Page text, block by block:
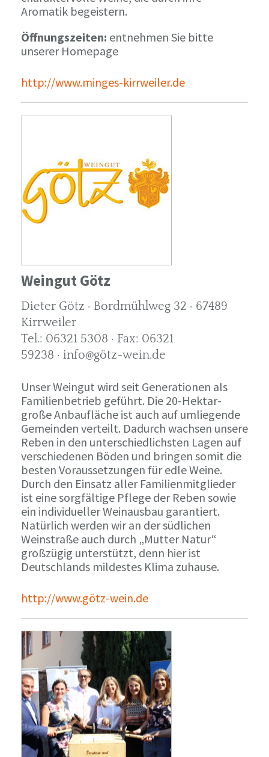
Aromatik begeistern.
Öffnungszeiten: entnehmen Sie bitte
unserer Homepage
http://www.minges-kirrweiler.de
Weingut Götz
Dieter Götz · Bordmühlweg 32 · 67489
Kirrweiler
Tel.: 06321 5308 · Fax: 06321
59238 · info@götz-wein.de
Unser Weingut wird seit Generationen als
Familienbetrieb geführt. Die 20-Hektar-
große Anbaufläche ist auch auf umliegende
Gemeinden verteilt. Dadurch wachsen unsere
Reben in den unterschiedlichsten Lagen auf
verschiedenen Böden und bringen somit die
besten Voraussetzungen für edle Weine.
Durch den Einsatz aller Familienmitglieder
ist eine sorgfältige Pflege der Reben sowie
ein individueller Weinausbau garantiert.
Natürlich werden wir an der südlichen
Weinstraße auch durch „Mutter Natur“
großzügig unterstützt, denn hier ist
Deutschlands mildestes Klima zuhause.
http://www.götz-wein.de